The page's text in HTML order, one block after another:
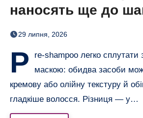
наносять ще до
29 липня, 2026
P
re-shampoo легко сплутати
маскою: обидва засоби
кремову або олійну текстуру й
гладкіше волосся. Різниця — у…